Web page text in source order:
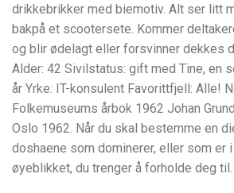
drikkebrikker med biemotiv. Alt ser litt
bakpå et scootersete. Kommer
og blir ødelagt eller forsvinner dekkes
Alder: 42 Sivilstatus: gift med Tine, en
år Yrke: IT-konsulent Favorittfjell: Alle!
Folkemuseums årbok 1962 Johan
Oslo 1962. Når du skal bestemme en
doshaene som dominerer, eller som er
øyeblikket, du trenger å forholde deg til.